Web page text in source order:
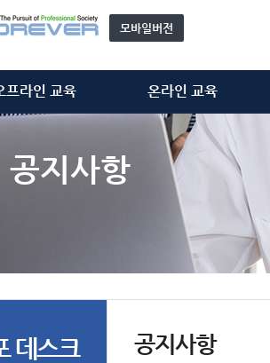
모바일버전
프라인 교육
정보시스템감리사
ISMS-P 심사원
온라인 교육
정보처리기술사
정보시스템감리사
ISMS-P 심사원
개인정보관리사(CPPG)
기타 동영상
공지사항
데스크 공지사항